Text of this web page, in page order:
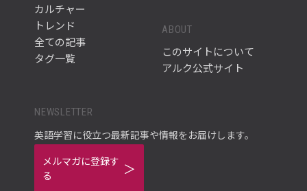
カルチャー
トレンド
全ての記事
タグ一覧
ABOUT
このサイトについて
アルク公式サイト
NEWSLETTER
英語学習に役立つ最新記事や情報をお届けします。
メルマガに登録す
る